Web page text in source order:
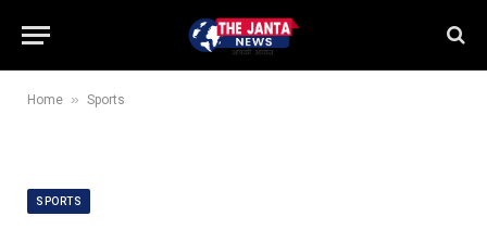
Home » Sports
SPORTS